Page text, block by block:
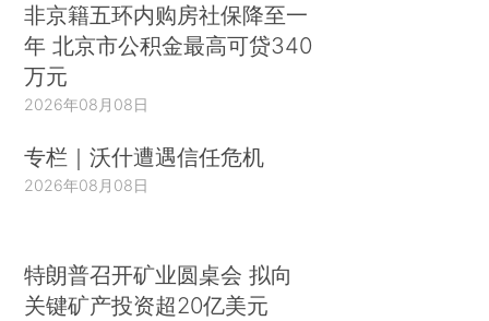
非京籍五环内购房社保降至一
年 北京市公积金最高可贷340
万元
2026年08月08日
专栏｜沃什遭遇信任危机
2026年08月08日
特朗普召开矿业圆桌会 拟向
关键矿产投资超20亿美元